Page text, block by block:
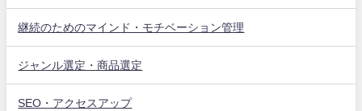
継続のためのマインド・モチベーション管理
ジャンル選定・商品選定
SEO・アクセスアップ